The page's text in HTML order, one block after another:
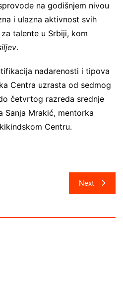
na godišnjem nivou
i ulazna aktivnost svih
talente u Srbiji, kom
.
nadarenosti i tipova
Centra uzrasta od sedmog
četvrtog razreda srednje
Sanja Mrakić, mentorka
Centru.
Next